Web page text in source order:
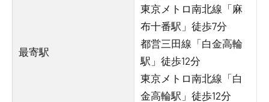
最寄駅
東京メトロ南北線「麻
布十番駅」徒歩7分
都営三田線「白金高輪
駅」徒歩12分
東京メトロ南北線「白
金高輪駅」徒歩12分